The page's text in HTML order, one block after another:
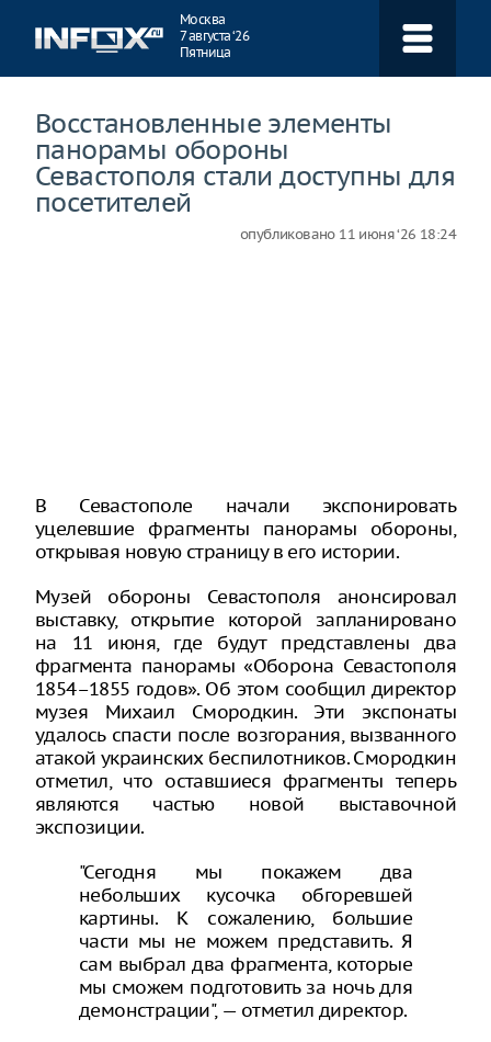
Москва
7 августа ‘26
Пятница
Восстановленные элементы
панорамы обороны
Севастополя стали доступны для
посетителей
опубликовано 11 июня ‘26 18:24
В Севастополе начали экспонировать
уцелевшие фрагменты панорамы обороны,
открывая новую страницу в его истории.
Музей обороны Севастополя анонсировал
выставку, открытие которой запланировано
на 11 июня, где будут представлены два
фрагмента панорамы «Оборона Севастополя
1854–1855 годов». Об этом сообщил директор
музея Михаил Смородкин. Эти экспонаты
удалось спасти после возгорания, вызванного
атакой украинских беспилотников. Смородкин
отметил, что оставшиеся фрагменты теперь
являются частью новой выставочной
экспозиции.
"Сегодня мы покажем два
небольших кусочка обгоревшей
картины. К сожалению, большие
части мы не можем представить. Я
сам выбрал два фрагмента, которые
мы сможем подготовить за ночь для
демонстрации", — отметил директор.